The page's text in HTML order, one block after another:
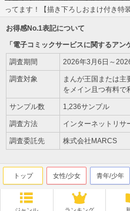
ってます！【描き下ろしおまけ付き特
お得感No.1表記について
「電子コミックサービスに関するアン
調査期間 2026年3月6日～
調査対象
まんが王国または主
をメイン且つ有料で
サンプル数 1,236サンプル
調査方法 インターネットリサ
調査委託先 株式会社MARCS
トップ 女性/少女 青年/少年